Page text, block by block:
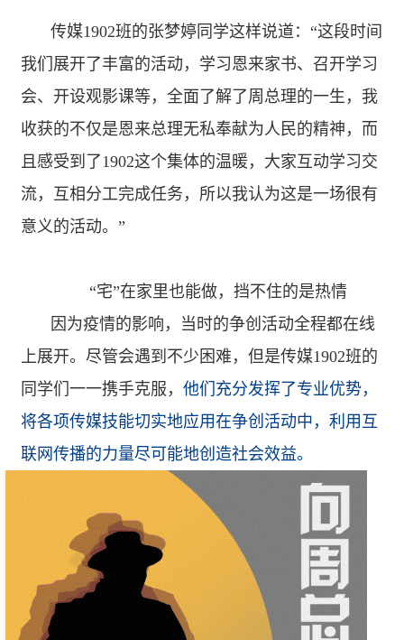
传媒1902班的张梦婷同学这样说道：“这段时间
我们展开了丰富的活动，学习恩来家书、召开学习
会、开设观影课等，全面了解了周总理的一生，我
收获的不仅是恩来总理无私奉献为人民的精神，而
且感受到了1902这个集体的温暖，大家互动学习交
流，互相分工完成任务，所以我认为这是一场很有
意义的活动。”
“宅”在家里也能做，挡不住的是热情
因为疫情的影响，当时的争创活动全程都在线
上展开。尽管会遇到不少困难，但是传媒1902班的
同学们一一携手克服，他们充分发挥了专业优势，
将各项传媒技能切实地应用在争创活动中，利用互
联网传播的力量尽可能地创造社会效益。